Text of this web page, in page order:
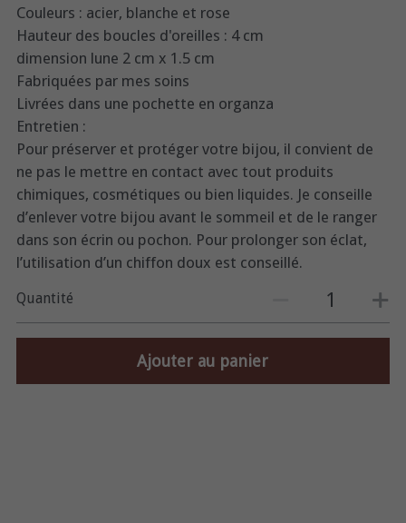
Couleurs : acier, blanche et rose
Hauteur des boucles d'oreilles : 4 cm
dimension lune 2 cm x 1.5 cm
Fabriquées par mes soins
Livrées dans une pochette en organza
Entretien :
Pour préserver et protéger votre bijou, il convient de
ne pas le mettre en contact avec tout produits
chimiques, cosmétiques ou bien liquides. Je conseille
d’enlever votre bijou avant le sommeil et de le ranger
dans son écrin ou pochon. Pour prolonger son éclat,
l’utilisation d’un chiffon doux est conseillé.
Quantité
Ajouter au panier